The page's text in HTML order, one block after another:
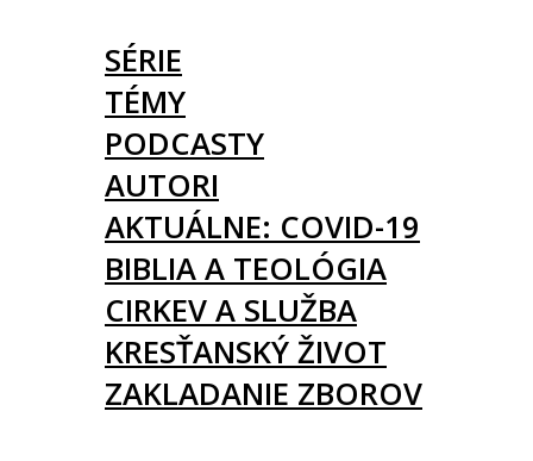
SÉRIE
TÉMY
PODCASTY
AUTORI
AKTUÁLNE: COVID-19
BIBLIA A TEOLÓGIA
CIRKEV A SLUŽBA
KRESŤANSKÝ ŽIVOT
ZAKLADANIE ZBOROV